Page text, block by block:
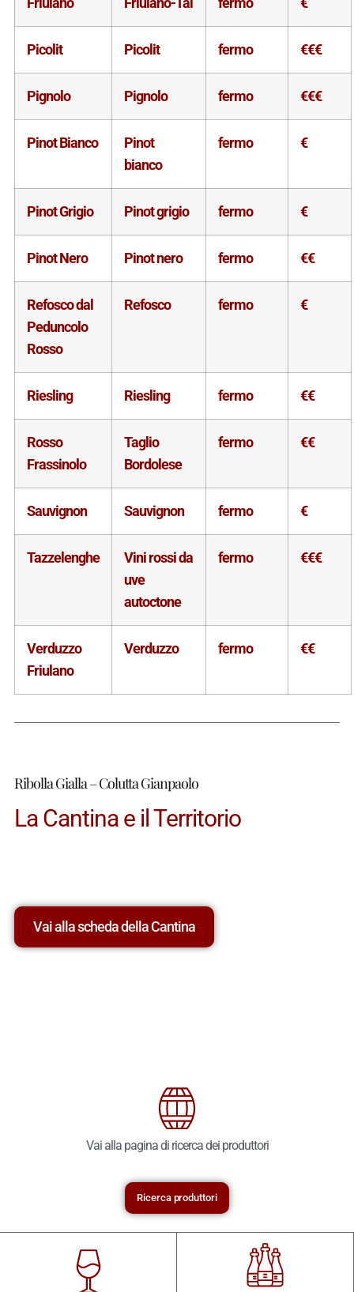
Picolit Picolit fermo €€€
Pignolo Pignolo fermo €€€
Pinot Bianco
Pinot
bianco
fermo €
Pinot Grigio Pinot grigio fermo €
Pinot Nero Pinot nero fermo €€
Refosco dal
Peduncolo
Rosso
Refosco fermo €
Riesling Riesling fermo €€
Rosso
Frassinolo
Taglio
Bordolese
fermo €€
Sauvignon Sauvignon fermo €
Tazzelenghe
Vini rossi da
uve
autoctone
fermo €€€
Verduzzo
Friulano
Verduzzo fermo €€
Ribolla Gialla – Colutta Gianpaolo
La Cantina e il Territorio
Vai alla scheda della Cantina
Vai alla pagina di ricerca dei produttori
Ricerca produttori